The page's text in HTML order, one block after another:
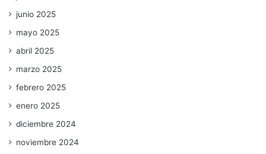
junio 2025
mayo 2025
abril 2025
marzo 2025
febrero 2025
enero 2025
diciembre 2024
noviembre 2024